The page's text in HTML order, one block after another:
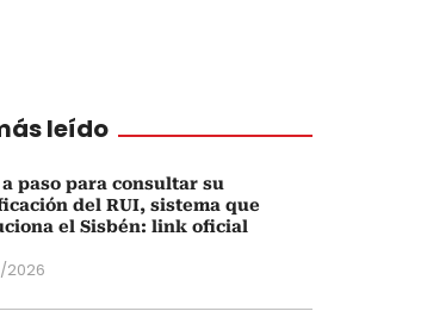
leído
a paso para consultar su
del RUI, sistema que
el Sisbén: link oficial
2026